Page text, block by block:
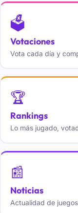
🗳️
Votaciones
Vota cada día y
🏆
Rankings
Lo más jugado,
📰
Noticias
Actualidad de